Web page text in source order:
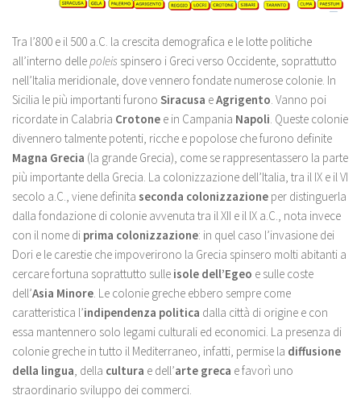
Tra l’800 e il 500 a.C. la crescita demografica e le lotte politiche
all’interno dellepoleis spinsero i Greci verso Occidente, soprattutto
nell’Italia meridionale, dove vennero fondate numerose colonie. In
Sicilia le più importanti furono Siracusa eAgrigento. Vanno poi
ricordate in Calabria Crotone e in Campania Napoli. Queste colonie
divennero talmente potenti, ricche e popolose che furono definite
Magna Grecia (la grande Grecia), come se rappresentassero la parte
più importante della Grecia. La colonizzazione dell’Italia, tra il IX e il VI
secolo a.C., viene definita seconda colonizzazione per distinguerla
dalla fondazione di colonie avvenuta tra il XII e il IX a.C., nota invece
con il nome di prima colonizzazione: in quel caso l’invasione dei
Dori e le carestie che impoverirono la Grecia spinsero molti abitanti a
cercare fortuna soprattutto sulle isole dell’Egeo e sulle coste
dell’Asia Minore. Le colonie greche ebbero sempre come
caratteristica l’indipendenza politica dalla città di origine e con
essa mantennero solo legami culturali ed economici. La presenza di
colonie greche in tutto il Mediterraneo, infatti, permise la diffusione
della lingua, della cultura e dell’arte greca e favorì uno
straordinario sviluppo dei commerci.